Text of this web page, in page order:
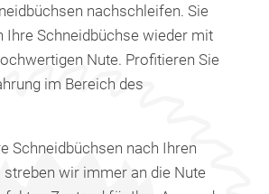
nachschleifen. Sie
Ihre Schneidbüchse wieder mit
Nute. Profitieren Sie
im Bereich des
Schneidbüchsen nach Ihren
streben wir immer an die Nute